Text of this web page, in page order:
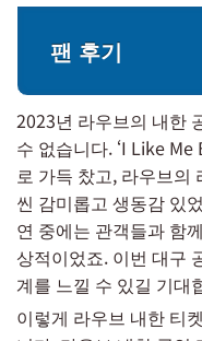
팬 후기
2023년 라우브의 내한
수 없습니다. ‘I Like
로 가득 찼고, 라우브의
씬 감미롭고 생동감 있
연 중에는 관객들과 함
상적이었죠. 이번 대구
계를 느낄 수 있길 기대
이렇게 라우브 내한 티